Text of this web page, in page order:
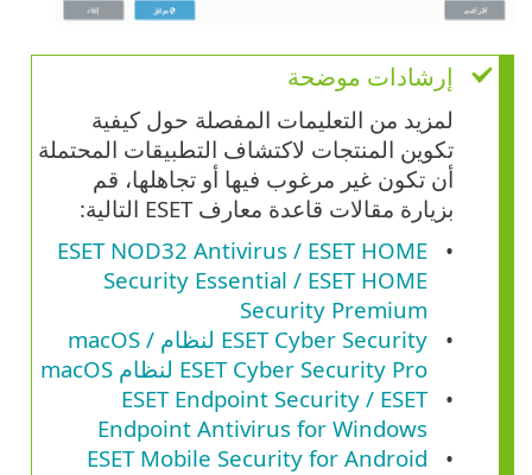
إرشادات موضحة
لمزيد من التعليمات المفصلة حول كيفية
تكوين المنتجات لاكتشاف التطبيقات المحتملة
أن تكون غير مرغوب فيها أو تجاهلها، قم
بزيارة مقالات قاعدة معارف ESET التالية:
ESET NOD32 Antivirus / ESET HOME
Security Essential / ESET HOME
Security Premium
ESET Cyber Security لنظام macOS /
ESET Cyber Security Pro لنظام macOS
ESET Endpoint Security / ESET
Endpoint Antivirus for Windows
ESET Mobile Security for Android